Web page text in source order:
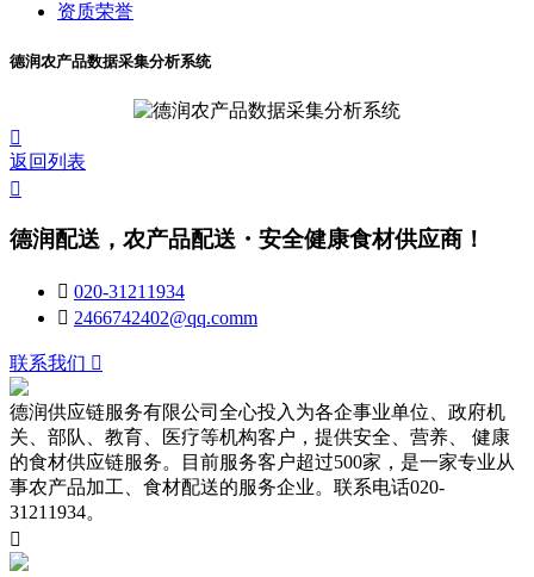
资质荣誉
德润农产品数据采集分析系统

返回列表

德润配送，农产品配送・安全健康食材供应商！
 020-31211934
 2466742402@qq.comm
联系我们 
德润供应链服务有限公司全心投入为各企事业单位、政府机
关、部队、教育、医疗等机构客户，提供安全、营养、 健康
的食材供应链服务。目前服务客户超过500家，是一家专业从
事农产品加工、食材配送的服务企业。联系电话020-
31211934。
